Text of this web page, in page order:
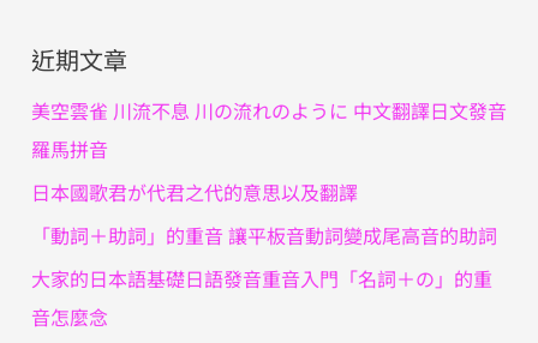
鍵
字
:
近期文章
美空雲雀 川流不息 川の流れのように 中文翻譯日文發音
羅馬拼音
日本國歌君が代君之代的意思以及翻譯
「動詞＋助詞」的重音 讓平板音動詞變成尾高音的助詞
大家的日本語基礎日語發音重音入門「名詞＋の」的重
音怎麼念